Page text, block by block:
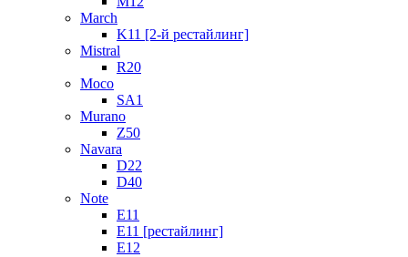
March
K11 [2-й рестайлинг]
Mistral
R20
Moco
SA1
Murano
Z50
Navara
D22
D40
Note
E11
E11 [рестайлинг]
E12